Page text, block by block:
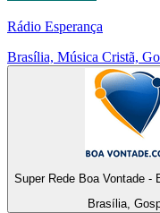
Rádio Esperança
Brasília, Música Cristã,
Super Rede Boa Vontade -
Brasília,